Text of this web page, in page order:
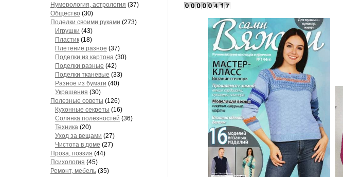
Нумерология, астрология (37)
Общество (30)
Поделки своими руками (273)
Игрушки (43)
Пластик (18)
Плетение разное (37)
Поделки из картона (30)
Поделки разные (42)
Поделки тканевые (33)
Разное из бумаги (40)
Украшения (30)
Полезные советы (126)
Кухонные секреты (16)
Солянка полезностей (36)
Техника (20)
Уход за вещами (27)
Чистота в доме (27)
Проза, поэзия (44)
Психология (45)
Ремонт, мебель (35)